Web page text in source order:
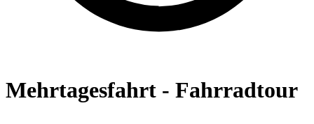
Mehrtagesfahrt - Fahrradtour